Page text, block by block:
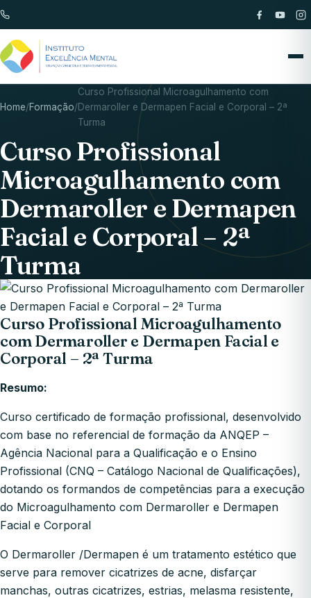
Home/Formação/
Curso Profissional Microagulhamento com
Dermaroller e Dermapen Facial e Corporal – 2ª
Turma
Curso Profissional
Microagulhamento com
Dermaroller e Dermapen
Facial e Corporal – 2ª
Turma
Curso Profissional Microagulhamento
com Dermaroller e Dermapen Facial e
Corporal – 2ª Turma
Resumo:
Curso certificado de formação profissional, desenvolvido
com base no referencial de formação da ANQEP –
Agência Nacional para a Qualificação e o Ensino
Profissional (CNQ – Catálogo Nacional de Qualificações),
dotando os formandos de competências para a execução
do Microagulhamento com Dermaroller e Dermapen
Facial e Corporal
O Dermaroller /Dermapen é um tratamento estético que
serve para remover cicatrizes de acne, disfarçar
manchas, outras cicatrizes, estrias, melasma resistente,